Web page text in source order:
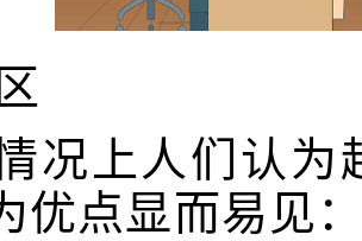
况上人们认为
优点显而易见